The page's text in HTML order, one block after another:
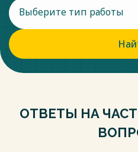
Выберите тип работы
ОТВЕТЫ НА